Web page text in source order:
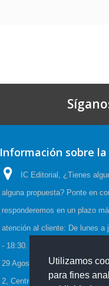
Utilizamos
para fines
Información sobre
IC Editorial, ¿Tienes
alguna propuesta? Ponte en
responderemos en un plazo
atención al cliente: De lunes a
- 18:30. Viernes: 9.00 - 15.00,
29 Agosto) De lunes a
2, Centro de negocios CADI,